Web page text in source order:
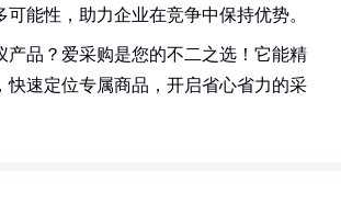
可能性，助力企业在竞争中保持优势。
产品？爱采购是您的不二之选！它能精
快速定位专属商品，开启省心省力的采